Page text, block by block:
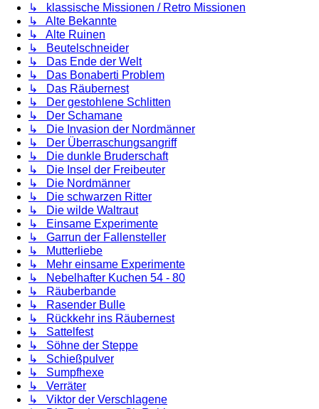
↳ klassische Missionen / Retro Missionen
↳ Alte Bekannte
↳ Alte Ruinen
↳ Beutelschneider
↳ Das Ende der Welt
↳ Das Bonaberti Problem
↳ Das Räubernest
↳ Der gestohlene Schlitten
↳ Der Schamane
↳ Die Invasion der Nordmänner
↳ Der Überraschungsangriff
↳ Die dunkle Bruderschaft
↳ Die Insel der Freibeuter
↳ Die Nordmänner
↳ Die schwarzen Ritter
↳ Die wilde Waltraut
↳ Einsame Experimente
↳ Garrun der Fallensteller
↳ Mutterliebe
↳ Mehr einsame Experimente
↳ Nebelhafter Kuchen 54 - 80
↳ Räuberbande
↳ Rasender Bulle
↳ Rückkehr ins Räubernest
↳ Sattelfest
↳ Söhne der Steppe
↳ Schießpulver
↳ Sumpfhexe
↳ Verräter
↳ Viktor der Verschlagene